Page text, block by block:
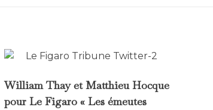
William Thay et Matthieu Hocque
pour Le Figaro « Les émeutes